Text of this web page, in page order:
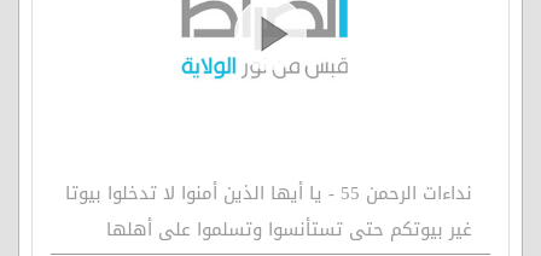
نداءات الرحمن 55 - يا أيها الذين أمنوا لا تدخلوا بيوتا
غير بيوتكم حتى تستأنسوا وتسلموا على أهلها